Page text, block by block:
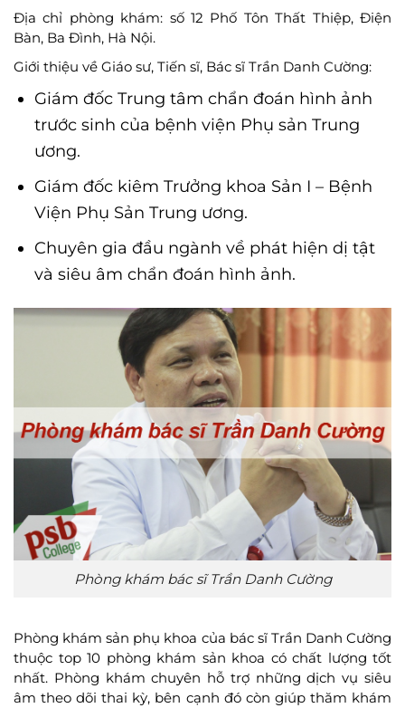
Địa chỉ phòng khám: số 12 Phố Tôn Thất Thiệp, Điện
Bàn, Ba Đình, Hà Nội.
Giới thiệu về Giáo sư, Tiến sĩ, Bác sĩ Trần Danh Cường:
Giám đốc Trung tâm chẩn đoán hình ảnh
trước sinh của bệnh viện Phụ sản Trung
ương.
Giám đốc kiêm Trưởng khoa Sản I – Bệnh
Viện Phụ Sản Trung ương.
Chuyên gia đầu ngành về phát hiện dị tật
và siêu âm chẩn đoán hình ảnh.
Phòng khám bác sĩ Trần Danh Cường
Phòng khám sản phụ khoa của bác sĩ Trần Danh Cường
thuộc top 10 phòng khám sản khoa có chất lượng tốt
nhất. Phòng khám chuyên hỗ trợ những dịch vụ siêu
âm theo dõi thai kỳ, bên cạnh đó còn giúp thăm khám